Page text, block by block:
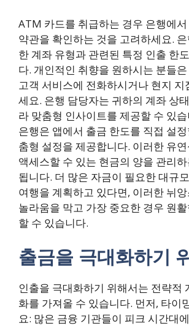
ATM 카드를 취급하는 경우 은행에
약관을 확인하는 것을 고려하세요.
한 계좌 유형과 관련된 특정 인출 한
다. 개인적인 취향을 원하시는 분들
고객 서비스에 전화하시거나 현지 지
세요. 은행 담당자는 귀하의 계좌 상
라 맞춤형 인사이트를 제공할 수 있
은행은 앱에서 출금 한도를 직접 설
춤형 설정을 제공합니다. 이러한 유
액세스할 수 있는 현금의 양을 관리
됩니다. 더 많은 자금이 필요한 대규
여행을 계획하고 있다면, 이러한 뉘
놀라움을 막고 가장 중요한 경우 원
할 수 있습니다.
출금을 극대화하기
인출을 극대화하기 위해서는 전략적
화를 가져올 수 있습니다. 먼저, 타이
요: 많은 금융 기관들이 피크 시간대